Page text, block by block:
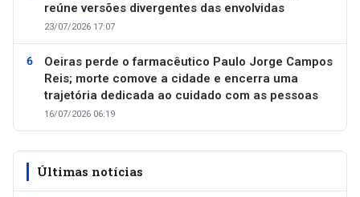
reúne versões divergentes das envolvidas
23/07/2026 17:07
Oeiras perde o farmacêutico Paulo Jorge Campos
Reis; morte comove a cidade e encerra uma
trajetória dedicada ao cuidado com as pessoas
16/07/2026 06:19
Últimas notícias